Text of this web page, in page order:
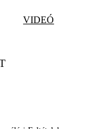
VIDEÓ